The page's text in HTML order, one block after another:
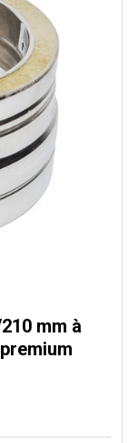
mm à